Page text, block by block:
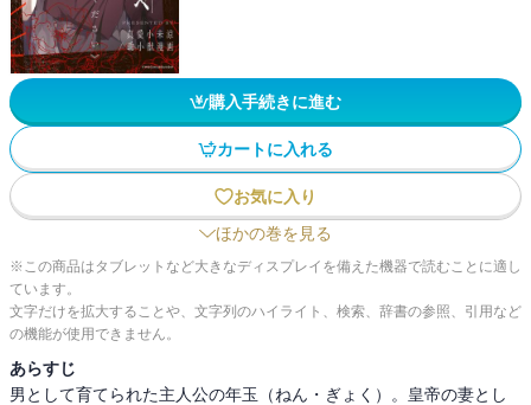
購入手続きに進む
カートに入れる
お気に入り
ほかの巻を見る
※この商品はタブレットなど大きなディスプレイを備えた機器で読むことに適し
ています。
文字だけを拡大することや、文字列のハイライト、検索、辞書の参照、引用など
の機能が使用できません。
あらすじ
男として育てられた主人公の年玉（ねん・ぎょく）。皇帝の妻とし